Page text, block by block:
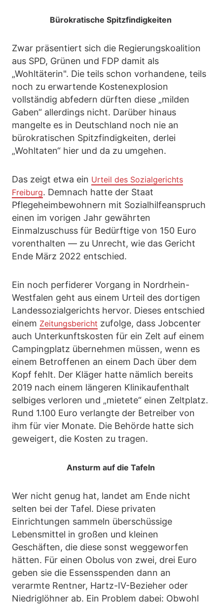
Bürokratische Spitzfindigkeiten
Zwar präsentiert sich die Regierungskoalition
aus SPD, Grünen und FDP damit als
„Wohltäterin". Die teils schon vorhandene, teils
noch zu erwartende Kostenexplosion
vollständig abfedern dürften diese „milden
Gaben“ allerdings nicht. Darüber hinaus
mangelte es in Deutschland noch nie an
bürokratischen Spitzfindigkeiten, derlei
„Wohltaten“ hier und da zu umgehen.
Das zeigt etwa ein Urteil des Sozialgerichts
Freiburg. Demnach hatte der Staat
Pflegeheimbewohnern mit Sozialhilfeanspruch
einen im vorigen Jahr gewährten
Einmalzuschuss für Bedürftige von 150 Euro
vorenthalten — zu Unrecht, wie das Gericht
Ende März 2022 entschied.
Ein noch perfiderer Vorgang in Nordrhein-
Westfalen geht aus einem Urteil des dortigen
Landessozialgerichts hervor. Dieses entschied
einem Zeitungsbericht zufolge, dass Jobcenter
auch Unterkunftskosten für ein Zelt auf einem
Campingplatz übernehmen müssen, wenn es
einem Betroffenen an einem Dach über dem
Kopf fehlt. Der Kläger hatte nämlich bereits
2019 nach einem längeren Klinikaufenthalt
selbiges verloren und „mietete“ einen Zeltplatz.
Rund 1.100 Euro verlangte der Betreiber von
ihm für vier Monate. Die Behörde hatte sich
geweigert, die Kosten zu tragen.
Ansturm auf die Tafeln
Wer nicht genug hat, landet am Ende nicht
selten bei der Tafel. Diese privaten
Einrichtungen sammeln überschüssige
Lebensmittel in großen und kleinen
Geschäften, die diese sonst weggeworfen
hätten. Für einen Obolus von zwei, drei Euro
geben sie die Essensspenden dann an
verarmte Rentner, Hartz-IV-Bezieher oder
Niedriglöhner ab. Ein Problem dabei: Obwohl